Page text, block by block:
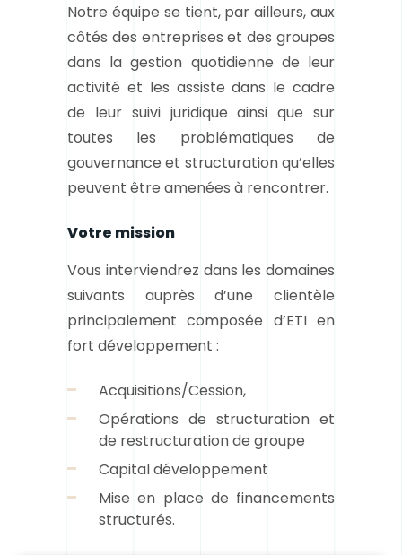
Notre équipe se tient, par ailleurs, aux
côtés des entreprises et des groupes
dans la gestion quotidienne de leur
activité et les assiste dans le cadre
de leur suivi juridique ainsi que sur
toutes les problématiques de
gouvernance et structuration qu’elles
peuvent être amenées à rencontrer.
Votre mission
Vous interviendrez dans les domaines
suivants auprès d’une clientèle
principalement composée d’ETI en
fort développement :
Acquisitions/Cession,
Opérations de structuration et
de restructuration de groupe
Capital développement
Mise en place de financements
structurés.